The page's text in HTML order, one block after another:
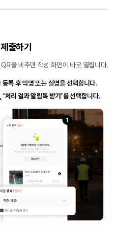
출하기
을 비추면 작성 화면이 바로 열립니다.
등록 후 익명 또는 실명을 선택합니다.
,‘처리 결과 알림톡 받기’를 선택합니다.